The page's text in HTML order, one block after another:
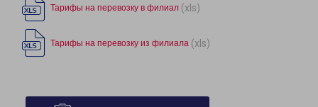
Тарифы на перевозку в филиал (xls)
Тарифы на перевозку из филиала (xls)